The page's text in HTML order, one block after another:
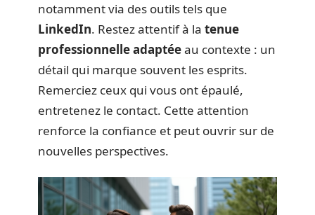
notamment via des outils tels que
LinkedIn. Restez attentif à la tenue
professionnelle adaptéeau contexte : un
détail qui marque souvent les esprits.
Remerciez ceux qui vous ont épaulé,
entretenez le contact. Cette attention
renforce la confiance et peut ouvrir sur de
nouvelles perspectives.